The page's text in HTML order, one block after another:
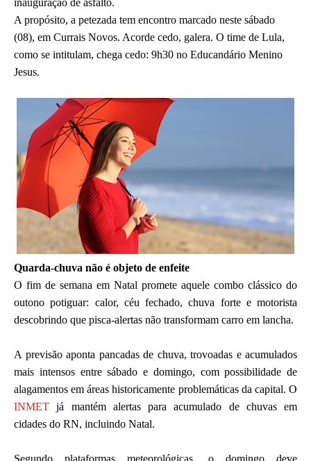
A propósito, a petezada tem encontro marcado neste sábado
(08), em Currais Novos. Acorde cedo, galera. O time de Lula,
como se intitulam, chega cedo: 9h30 no Educandário Menino
Jesus.
Quarda-chuva não é objeto de enfeite
O fim de semana em Natal promete aquele combo clássico do
outono potiguar: calor, céu fechado, chuva forte e motorista
descobrindo que pisca-alertas não transformam carro em lancha.
A previsão aponta pancadas de chuva, trovoadas e acumulados
mais intensos entre sábado e domingo, com possibilidade de
alagamentos em áreas historicamente problemáticas da capital. O
INMET já mantém alertas para acumulado de chuvas em
cidades do RN, incluindo Natal.
Segundo plataformas meteorológicas, o domingo deve